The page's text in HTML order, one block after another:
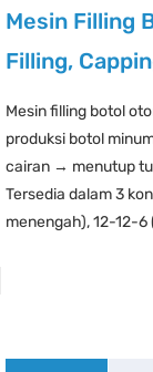
Mesin Filling
Filling,
Mesin filling botol
produksi botol
cairan → menutup
Tersedia dalam 3
menengah), 12-12-